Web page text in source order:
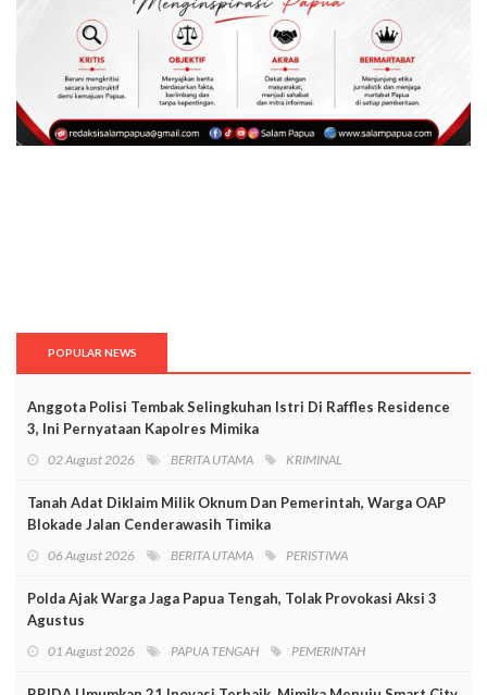
POPULAR NEWS
Anggota Polisi Tembak Selingkuhan Istri Di Raffles Residence
3, Ini Pernyataan Kapolres Mimika
02 August 2026 BERITA UTAMA KRIMINAL
Tanah Adat Diklaim Milik Oknum Dan Pemerintah, Warga OAP
Blokade Jalan Cenderawasih Timika
06 August 2026 BERITA UTAMA PERISTIWA
Polda Ajak Warga Jaga Papua Tengah, Tolak Provokasi Aksi 3
Agustus
01 August 2026 PAPUA TENGAH PEMERINTAH